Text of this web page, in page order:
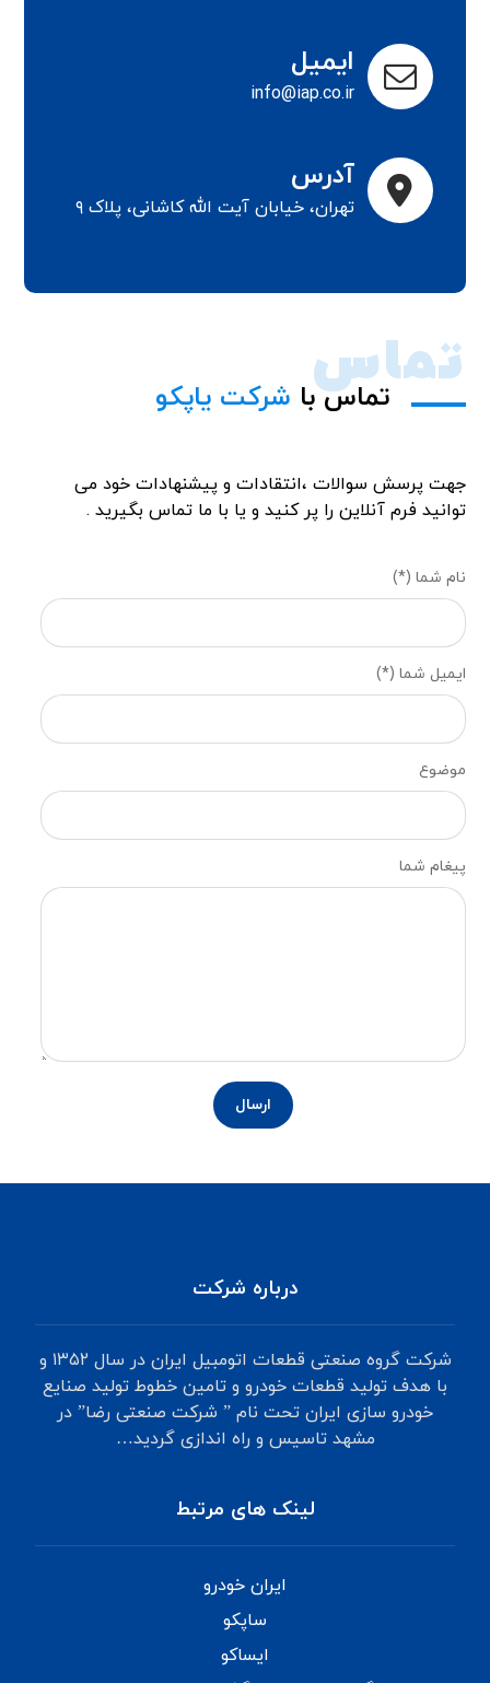
ایمیل
info@iap.co.ir
آدرس
تهران، خیابان آیت الله کاشانی، پلاک ۹
تماس
تماس با شرکت یاپکو
جهت پرسش سوالات ،انتقادات و پیشنهادات خود می
توانید فرم آنلاین را پر کنید و یا با ما تماس بگیرید .
نام شما (*)
ایمیل شما (*)
موضوع
پیغام شما
درباره شرکت
شرکت گروه صنعتی قطعات اتومبیل ایران در سال ۱۳۵۲ و
با هدف تولید قطعات خودرو و تامین خطوط تولید صنایع
خودرو سازی ایران تحت نام ” شرکت صنعتی رضا” در
مشهد تاسیس و راه اندازی گردید…
لینک های مرتبط
ایران خودرو
ساپکو
ایساکو